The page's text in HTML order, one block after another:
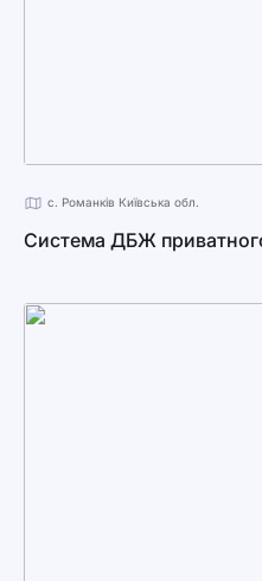
с. Романків Київська обл.
Система ДБЖ